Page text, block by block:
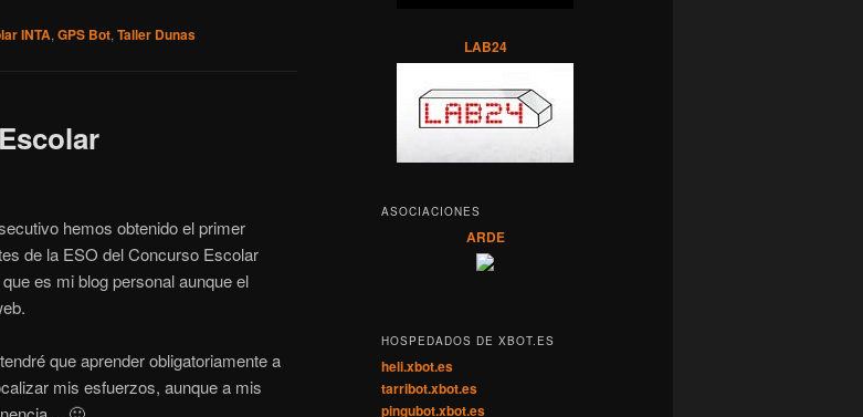
INTA, GPS Bot, Taller Dunas
hemos obtenido el primer
de la ESO del Concurso Escolar
es mi blog personal aunque el
que aprender obligatoriamente a
mis esfuerzos, aunque a mis
LAB24
ASOCIACIONES
ARDE
HOSPEDADOS DE XBOT.ES
heli.xbot.es
tarribot.xbot.es
pingubot.xbot.es